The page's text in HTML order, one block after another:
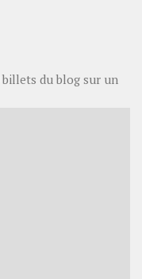
billets du blog sur un